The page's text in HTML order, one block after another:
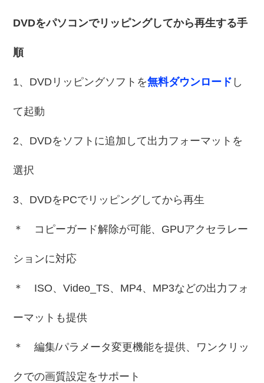
DVDをパソコンでリッピングしてから再生する手
順
1、DVDリッピングソフトを無料ダウンロード し
て起動
2、DVDをソフトに追加して出力フォーマットを
選択
3、DVDをPCでリッピングしてから再生
＊ コピーガード解除が可能、GPUアクセラレー
ションに対応
＊ ISO、Video_TS、MP4、MP3などの出力フォ
ーマットも提供
＊ 編集/パラメータ変更機能を提供、ワンクリッ
クでの画質設定をサポート